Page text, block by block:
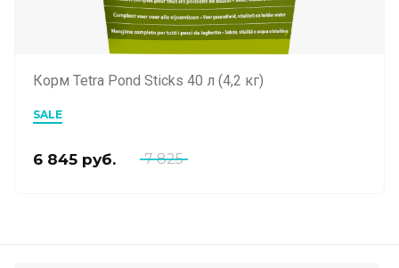
Корм Tetra Pond Sticks 40 л (4,2 кг)
SALE
7 825
6 845 руб.